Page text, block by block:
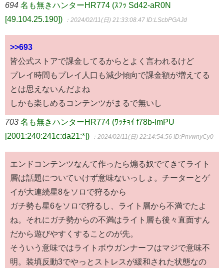
694 名も無きハンターHR774 (ｽﾌｯ Sd42-aR0N
[49.104.25.190])
：2024/02/11(日) 21:33:08.47 ID:LScbPGAJd
>>693
皆公式ストアで課金してるからとよく言われるけど
プレイ時間もプレイ人口も減少傾向で課金額が増えてる
とは思えないんだよね
しかも楽しめるコンテンツがまるで無いし
703 名も無きハンターHR774 (ﾜｯﾁｮｲ f78b-lmPU
[2001:240:241c:da21:*])
：2024/02/11(日) 22:14:54.56 ID:PnvwnyCy0
エンドコンテンツなんて作ったら煽る奴でてきてライト
層は話題についていけず意味ないっしょ。チーターとゲ
イが大連続星8をソロで狩るから
ガチ勢も星6をソロで狩るし、ライト層から不満でたよ
ね。それにガチ勢からの不満はライト層も後々直面すん
だから遊びやすくすることのが先。
そういう意味ではライトボウガンナーフはマジで意味不
明。装填反動3でやっとストレスが緩和された状態なの